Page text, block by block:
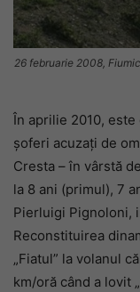
26 februarie 2008,
În aprilie 2010,
șoferi acuzați de
Cresta – în vârstă
la 8 ani (primul), 7
Pierluigi Pignoloni,
Reconstituirea
„Fiatul” la volanul
km/oră când a lovit